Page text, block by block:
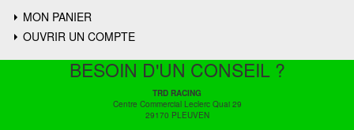
MON PANIER
OUVRIR UN COMPTE
BESOIN D'UN CONSEIL ?
TRD RACING
Centre Commercial Leclerc Quai 29
29170 PLEUVEN